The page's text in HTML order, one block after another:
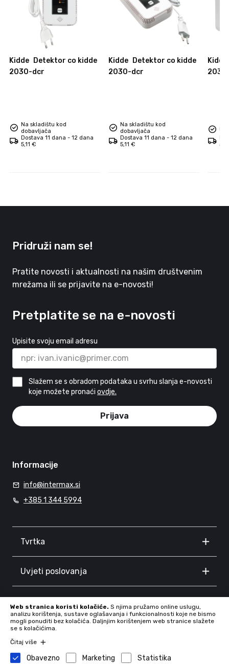
Kidde Detektor co kidde
2030-dcr
Na skladištu kod
dobavljača
Dostava 11 dana - 12 dana
5,11 €
Kidde Detektor co kidde
2030-dcr
Na skladištu kod
dobavljača
Dostava 11 dana - 12 dana
5,11 €
Kidde
Pridruži nam se!
Pratite novosti i aktualnosti na našim društvenim
mrežama ili se prijavite na e-novosti!
Pretplatite se na e-novosti
Upisite svoju email adresu
Slažem se s obradom podataka u svrhu slanja e-novosti
koje možete pronaći ovdje.
Prijava
Informacije
info@intermax.si
+385 1 344 5994
Tvrtka
Uvjeti poslovanja
Web stranica koristi kolačiće. S njima pružamo online uslugu,
analizu korištenja, sustave oglašavanja i funkcionalnosti koje ne bismo
mogli ponuditi bez kolačića. Daljnjim korištenjem web stranice slažete
se s kolačićima.
Čitaj više
Obavezno Marketing Statistika